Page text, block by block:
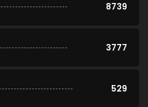
8739
3777
529